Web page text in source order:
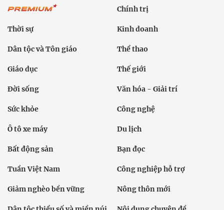
Chính trị
Thời sự Kinh doanh
Dân tộc và Tôn giáo Thể thao
Giáo dục Thế giới
Đời sống Văn hóa - Giải trí
Sức khỏe Công nghệ
Ô tô xe máy Du lịch
Bất động sản Bạn đọc
Tuần Việt Nam Công nghiệp hỗ trợ
Giảm nghèo bền vững Nông thôn mới